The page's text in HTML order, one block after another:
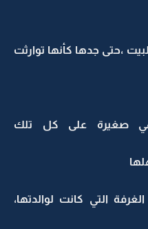
،حتى جدها كأنها توارثت
صغيرة على كل تلك
التي كانت لوالدتها،